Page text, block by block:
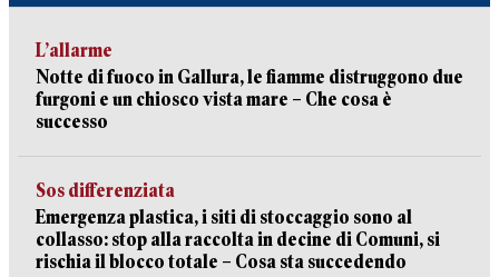
L’allarme
Notte di fuoco in Gallura, le fiamme distruggono due
furgoni e un chiosco vista mare – Che cosa è
successo
Sos differenziata
Emergenza plastica, i siti di stoccaggio sono al
collasso: stop alla raccolta in decine di Comuni, si
rischia il blocco totale – Cosa sta succedendo